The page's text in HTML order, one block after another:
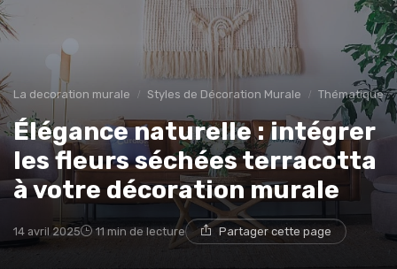
La decoration murale Styles de Décoration Murale Thématique
Élégance naturelle : intégrer
les fleurs séchées terracotta
à votre décoration murale
14 avril 2025 11 min de lecture Partager cette page